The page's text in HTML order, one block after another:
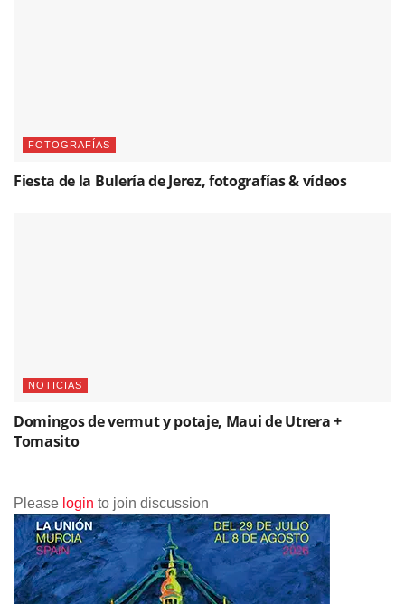
FOTOGRAFÍAS
Fiesta de la Bulería de Jerez, fotografías & vídeos
NOTICIAS
Domingos de vermut y potaje, Maui de Utrera +
Tomasito
Please login to join discussion